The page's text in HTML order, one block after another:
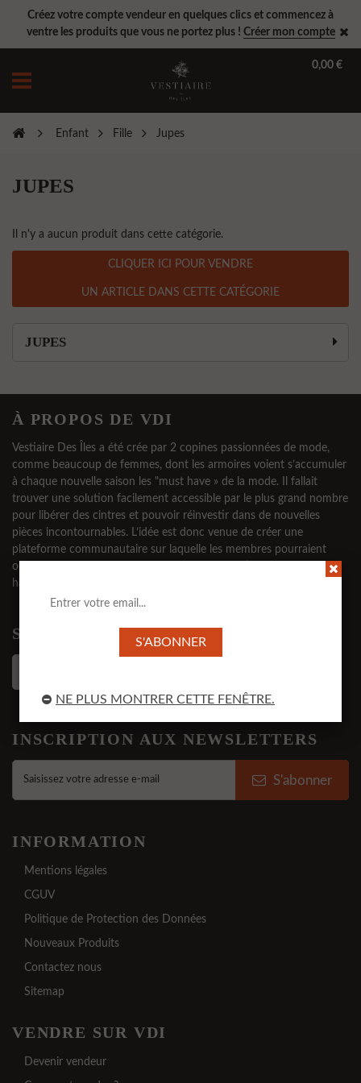
Créez votre compte vendeur en quelques clics et commencez à
ventre les produits que vous ne portez plus ! Créer mon compte
0,00 €
Enfant Fille Jupes
JUPES
JUPES
Il n'y a aucun produit dans cette catégorie.
CLIQUER ICI POUR VENDRE
UN ARTICLE DANS CETTE CATÉGORIE
À PROPOS DE VDI
Vestiaire Des Îles a été crée par 2 copines passionnées de mode,
comme beaucoup de femmes, dont les armoires voient s’accumuler
à chaque nouvelle saison les "must have » de la mode. Il fallait
trouver une solution facilement accessible par le plus grand nombre
pour libérer des cintres et pouvoir réinvestir dans de nouvelles
pièces incontournables. L’idée est donc venue de créer une
plateforme communautaire sur laquelle les membres pourraient
ouvrir leurs dressings, acheter et vendre des articles tendance et
haut de gamme, tout en préservant leur anonymat.
SUIVEZ-NOUS
INSCRIPTION AUX NEWSLETTERS
S'abonner
INFORMATION
Mentions légales
CGUV
Politique de Protection des Données
Nouveaux Produits
Contactez nous
Sitemap
VENDRE SUR VDI
Devenir vendeur
NE PLUS MONTRER CETTE FENÊTRE.